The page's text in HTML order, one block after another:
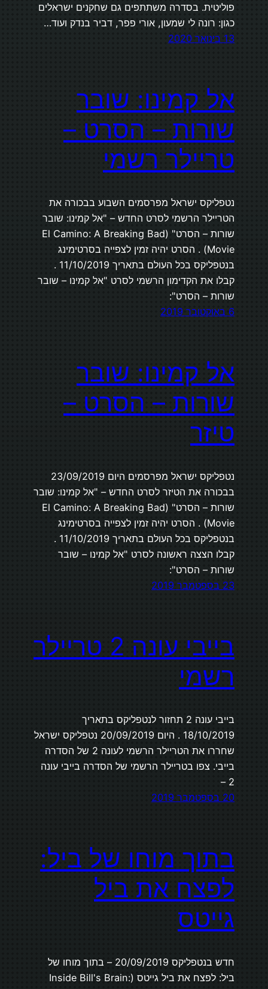
פוליטית. בסדרה משתתפים גם שחקנים ישראלים
כגון: רונה לי שמעון, אורי פפר, דביר בנדק ועוד…
13 בינואר 2020
אל קמינו: שובר
שורות – הסרט –
טריילר רשמי
נטפליקס ישראל מפרסמים השבוע בבכורה את
הטריילר הרשמי לסרט החדש – "אל קמינו: שובר
שורות – הסרט" (El Camino: A Breaking Bad
Movie) . הסרט יהיה זמין לצפייה בסרטימינג
בנטפליקס בכל העולם בתאריך 11/10/2019 .
קבלו את הקדימון הרשמי לסרט "אל קמינו – שובר
שורות – הסרט":
6 באוקטובר 2019
אל קמינו: שובר
שורות – הסרט –
טיזר
נטפליקס ישראל מפרסמים היום 23/09/2019
בבכורה את הטיזר לסרט החדש – "אל קמינו: שובר
שורות – הסרט" (El Camino: A Breaking Bad
Movie) . הסרט יהיה זמין לצפייה בסרטימינג
בנטפליקס בכל העולם בתאריך 11/10/2019 .
קבלו הצצה ראשונה לסרט "אל קמינו – שובר
שורות – הסרט":
23 בספטמבר 2019
בייבי עונה 2 טריילר
רשמי
בייבי עונה 2 תחזור לנטפליקס בתאריך
18/10/2019 . היום 20/09/2019 נטפליקס ישראל
שחררו את הטריילר הרשמי לעונה 2 של הסדרה
בייבי. צפו בטריילר הרשמי של הסדרה בייבי עונה
2 –
20 בספטמבר 2019
בתוך מוחו של ביל:
לפצח את ביל
גייטס
חדש בנטפליקס 20/09/2019 – בתוך מוחו של
ביל: לפצח את ביל גייטס (Inside Bill's Brain: